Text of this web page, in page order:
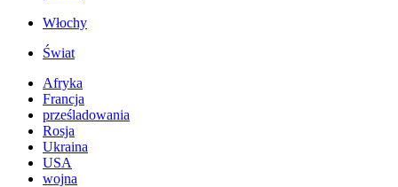
Włochy
Świat
Afryka
Francja
prześladowania
Rosja
Ukraina
USA
wojna